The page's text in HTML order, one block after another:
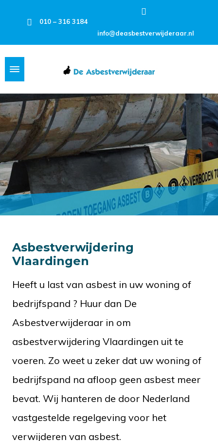
010 – 316 3184
info@deasbestverwijderaar.nl
Asbestverwijdering
Vlaardingen
Heeft u last van asbest in uw woning of
bedrijfspand ? Huur dan De
Asbestverwijderaar in om
asbestverwijdering Vlaardingen uit te
voeren. Zo weet u zeker dat uw woning of
bedrijfspand na afloop geen asbest meer
bevat. Wij hanteren de door Nederland
vastgestelde regelgeving voor het
verwijderen van asbest.